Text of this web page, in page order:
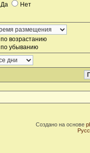
Да Нет
по возрастанию
по убыванию
Создано на основе